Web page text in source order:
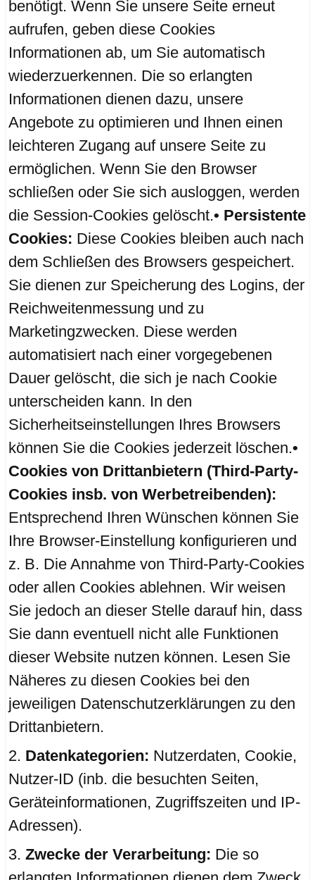
benötigt. Wenn Sie unsere Seite erneut
aufrufen, geben diese Cookies
Informationen ab, um Sie automatisch
wiederzuerkennen. Die so erlangten
Informationen dienen dazu, unsere
Angebote zu optimieren und Ihnen einen
leichteren Zugang auf unsere Seite zu
ermöglichen. Wenn Sie den Browser
schließen oder Sie sich ausloggen, werden
die Session-Cookies gelöscht.• Persistente
Cookies: Diese Cookies bleiben auch nach
dem Schließen des Browsers gespeichert.
Sie dienen zur Speicherung des Logins, der
Reichweitenmessung und zu
Marketingzwecken. Diese werden
automatisiert nach einer vorgegebenen
Dauer gelöscht, die sich je nach Cookie
unterscheiden kann. In den
Sicherheitseinstellungen Ihres Browsers
können Sie die Cookies jederzeit löschen.•
Cookies von Drittanbietern (Third-Party-
Cookies insb. von Werbetreibenden):
Entsprechend Ihren Wünschen können Sie
Ihre Browser-Einstellung konfigurieren und
z. B. Die Annahme von Third-Party-Cookies
oder allen Cookies ablehnen. Wir weisen
Sie jedoch an dieser Stelle darauf hin, dass
Sie dann eventuell nicht alle Funktionen
dieser Website nutzen können. Lesen Sie
Näheres zu diesen Cookies bei den
jeweiligen Datenschutzerklärungen zu den
Drittanbietern.
Datenkategorien: Nutzerdaten, Cookie,
Nutzer-ID (inb. die besuchten Seiten,
Geräteinformationen, Zugriffszeiten und IP-
Adressen).
Zwecke der Verarbeitung: Die so